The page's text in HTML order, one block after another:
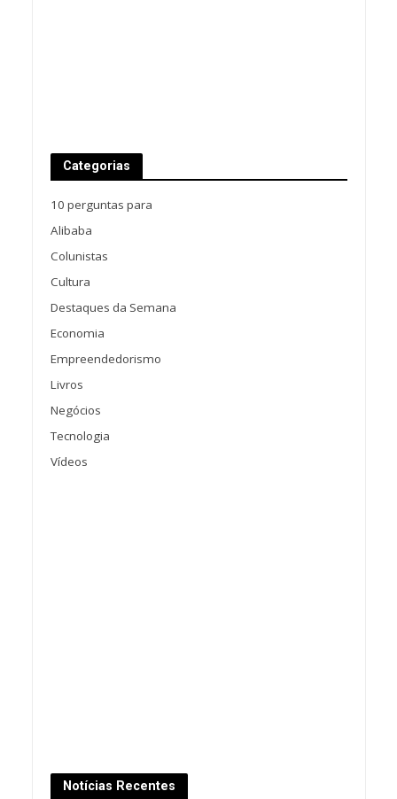
Categorias
10 perguntas para
Alibaba
Colunistas
Cultura
Destaques da Semana
Economia
Empreendedorismo
Livros
Negócios
Tecnologia
Vídeos
Notícias Recentes